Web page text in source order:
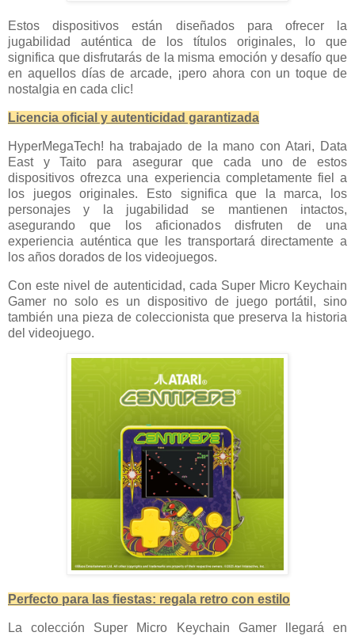
Estos dispositivos están diseñados para ofrecer la
jugabilidad auténtica de los títulos originales, lo que
significa que disfrutarás de la misma emoción y desafío que
en aquellos días de arcade, ¡pero ahora con un toque de
nostalgia en cada clic!
Licencia oficial y autenticidad garantizada
HyperMegaTech! ha trabajado de la mano con Atari, Data
East y Taito para asegurar que cada uno de estos
dispositivos ofrezca una experiencia completamente fiel a
los juegos originales. Esto significa que la marca, los
personajes y la jugabilidad se mantienen intactos,
asegurando que los aficionados disfruten de una
experiencia auténtica que les transportará directamente a
los años dorados de los videojuegos.
Con este nivel de autenticidad, cada Super Micro Keychain
Gamer no solo es un dispositivo de juego portátil, sino
también una pieza de coleccionista que preserva la historia
del videojuego.
Perfecto para las fiestas: regala retro con estilo
La colección Super Micro Keychain Gamer llegará en